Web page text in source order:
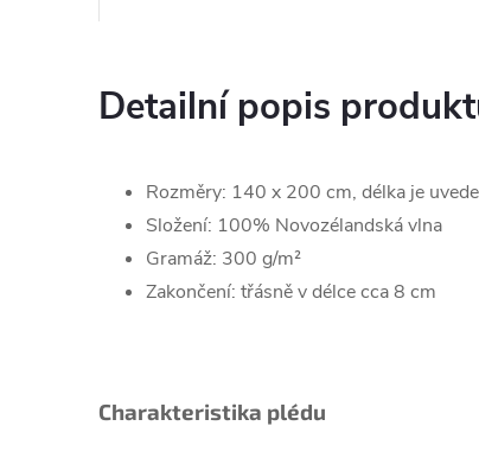
Detailní popis
Rozměry: 140 x 200 cm, délka je
Složení: 100% Novozélandská vlna
Gramáž: 300 g/m²
Zakončení: třásně v délce cca 8 cm
Charakteristika plédu